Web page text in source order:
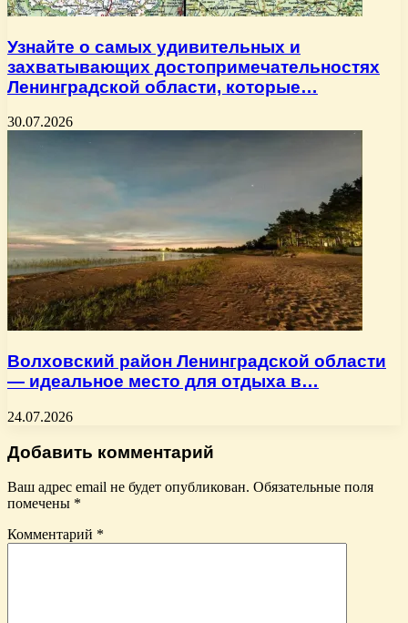
Узнайте о самых удивительных и
захватывающих достопримечательностях
Ленинградской области, которые…
30.07.2026
Волховский район Ленинградской области
— идеальное место для отдыха в…
24.07.2026
Добавить комментарий
Ваш адрес email не будет опубликован. Обязательные поля
помечены *
Комментарий *